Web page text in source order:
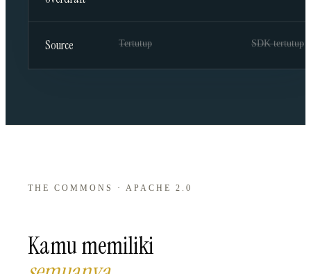
Source Tertutup SDK tertutup
THE COMMONS · APACHE 2.0
Kamu memiliki